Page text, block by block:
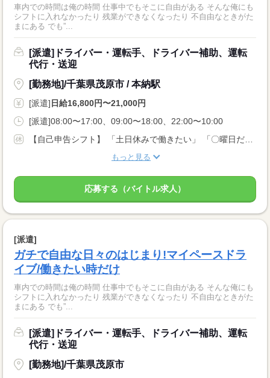
車内での時間は俺の時間 仕事中でもそこに自由がある そんな俺にも
シフトに入れなかったり 残業ができなくなったり 不自由なときがた
まにある でも”...
[派遣]ドライバー・運転手、ドライバー補助、運転
代行・送迎
[勤務地]/千葉県茂原市 / 本納駅
[派遣] 日給16,800円〜21,000円
[派遣]08:00〜17:00、09:00〜18:00、22:00〜10:00
【自己申告シフト】 「土日休みで働きたい」 「〇曜日だけ働きたい」 働きたい日は事前に選べます。 お休み希望の曜日・時間についても 面談の際に教えてくださいね。 ※こちらは中型以上のお仕事の例です
もっと見る
応募する（バイトル求人）
[派遣]
ガチで自由な日々のはじまり!マイペースドラ
イブ/働きたい時だけ
車内での時間は俺の時間 仕事中でもそこに自由がある そんな俺にも
シフトに入れなかったり 残業ができなくなったり 不自由なときがた
まにある でも”...
[派遣]ドライバー・運転手、ドライバー補助、運転
代行・送迎
[勤務地]/千葉県茂原市